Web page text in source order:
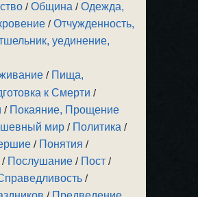
/Община /Одежда,
/Отчужденность,
уединение,
/ Пища,
к Смерти /
/ Покаяние, Прощение
мир / Политика /
/ Понятия /
/ Послушание / Пост /
/